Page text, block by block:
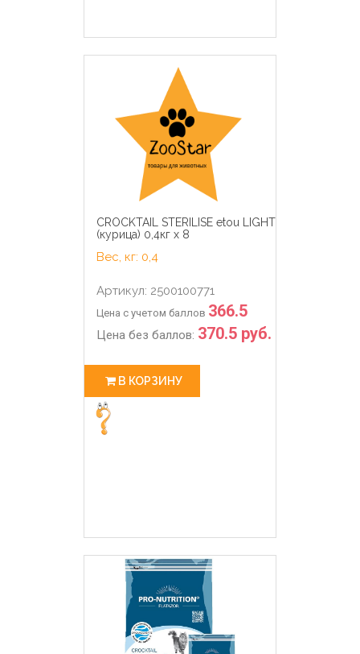
CROCKTAIL STERILISE etou LIGHT
(курица) 0,4кг х 8
Вес, кг: 0,4
Артикул: 2500100771
Цена с учетом баллов 366.5
Цена без баллов: 370.5 руб.
В КОРЗИНУ